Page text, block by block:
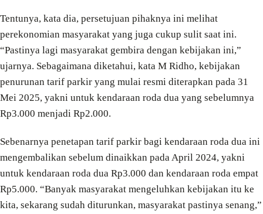
Tentunya, kata dia, persetujuan pihaknya ini melihat
perekonomian masyarakat yang juga cukup sulit saat ini.
“Pastinya lagi masyarakat gembira dengan kebijakan ini,”
ujarnya. Sebagaimana diketahui, kata M Ridho, kebijakan
penurunan tarif parkir yang mulai resmi diterapkan pada 31
Mei 2025, yakni untuk kendaraan roda dua yang sebelumnya
Rp3.000 menjadi Rp2.000.
Sebenarnya penetapan tarif parkir bagi kendaraan roda dua ini
mengembalikan sebelum dinaikkan pada April 2024, yakni
untuk kendaraan roda dua Rp3.000 dan kendaraan roda empat
Rp5.000. “Banyak masyarakat mengeluhkan kebijakan itu ke
kita, sekarang sudah diturunkan, masyarakat pastinya senang,”